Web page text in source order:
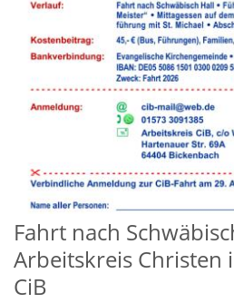
Fahrt nach
Arbeitskreis Christen
CiB